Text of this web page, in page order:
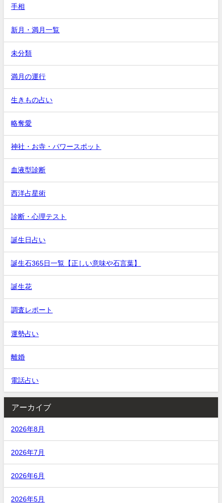
手相
新月・満月一覧
未分類
満月の運行
生きもの占い
略奪愛
神社・お寺・パワースポット
血液型診断
西洋占星術
診断・心理テスト
誕生日占い
誕生石365日一覧【正しい意味や石言葉】
誕生花
調査レポート
運勢占い
離婚
電話占い
アーカイブ
2026年8月
2026年7月
2026年6月
2026年5月